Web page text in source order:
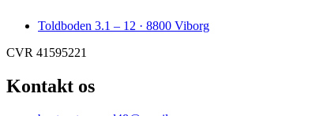
Toldboden 3.1 – 12 · 8800 Viborg
CVR 41595221
Kontakt os